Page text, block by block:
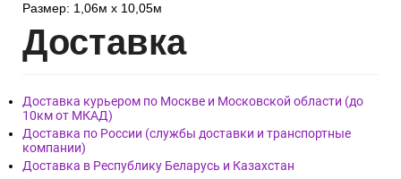
Размер: 1,06м х 10,05м
Доставка
Доставка курьером по Москве и Московской области (до
10км от МКАД)
Доставка по России (службы доставки и транспортные
компании)
Доставка в Республику Беларусь и Казахстан